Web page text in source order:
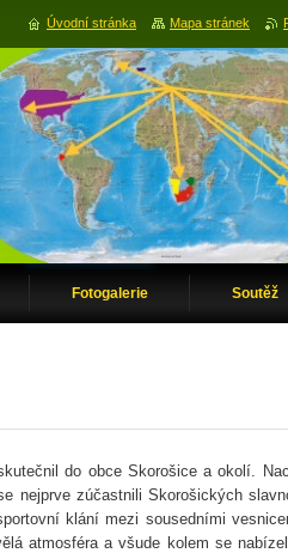
Fotogalerie Soutěž
do obce Skorošice a okolí.
nejprve zúčastnili Skorošických
klání mezi sousedními
atmosféra a všude kolem se
Úvodní stránka Mapa stránek